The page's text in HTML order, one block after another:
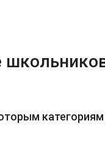
категориям